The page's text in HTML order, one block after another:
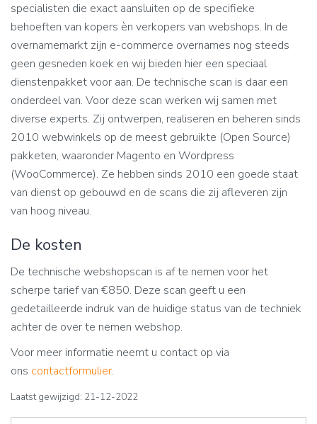
specialisten die exact aansluiten op de specifieke
behoeften van kopers èn verkopers van webshops. In de
overnamemarkt zijn e-commerce overnames nog steeds
geen gesneden koek en wij bieden hier een speciaal
dienstenpakket voor aan. De technische scan is daar een
onderdeel van. Voor deze scan werken wij samen met
diverse experts. Zij ontwerpen, realiseren en beheren sinds
2010 webwinkels op de meest gebruikte (Open Source)
pakketen, waaronder Magento en Wordpress
(WooCommerce). Ze hebben sinds 2010 een goede staat
van dienst op gebouwd en de scans die zij afleveren zijn
van hoog niveau.
De kosten
De technische webshopscan is af te nemen voor het
scherpe tarief van €850. Deze scan geeft u een
gedetailleerde indruk van de huidige status van de techniek
achter de over te nemen webshop.
Voor meer informatie neemt u contact op via
ons contactformulier.
Laatst gewijzigd: 21-12-2022